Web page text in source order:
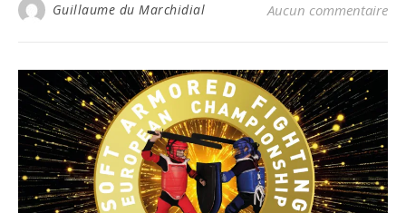
Guillaume du Marchidial Aucun commentaire